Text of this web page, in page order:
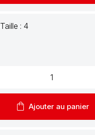
Taille : 4
shopping_bag Ajouter au panier